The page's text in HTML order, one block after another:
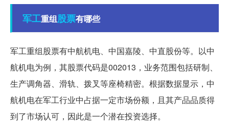
军工重组股票有哪些
军工重组股票有中航机电、中国嘉陵、中直股份等。以中
航机电为例，其股票代码是002013，业务范围包括研制、
生产调角器、滑轨、拨叉等座椅精密。根据数据显示，中
航机电在军工行业中占据一定市场份额，且其产品品质得
到了市场认可，因此是一个潜在投资选择。